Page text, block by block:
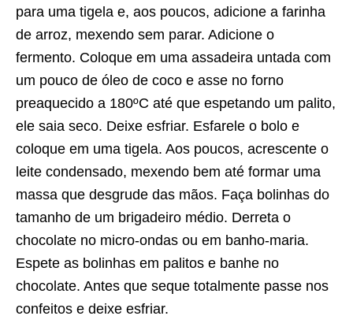
para uma tigela e, aos poucos, adicione a farinha
de arroz, mexendo sem parar. Adicione o
fermento. Coloque em uma assadeira untada com
um pouco de óleo de coco e asse no forno
preaquecido a 180ºC até que espetando um palito,
ele saia seco. Deixe esfriar. Esfarele o bolo e
coloque em uma tigela. Aos poucos, acrescente o
leite condensado, mexendo bem até formar uma
massa que desgrude das mãos. Faça bolinhas do
tamanho de um brigadeiro médio. Derreta o
chocolate no micro-ondas ou em banho-maria.
Espete as bolinhas em palitos e banhe no
chocolate. Antes que seque totalmente passe nos
confeitos e deixe esfriar.